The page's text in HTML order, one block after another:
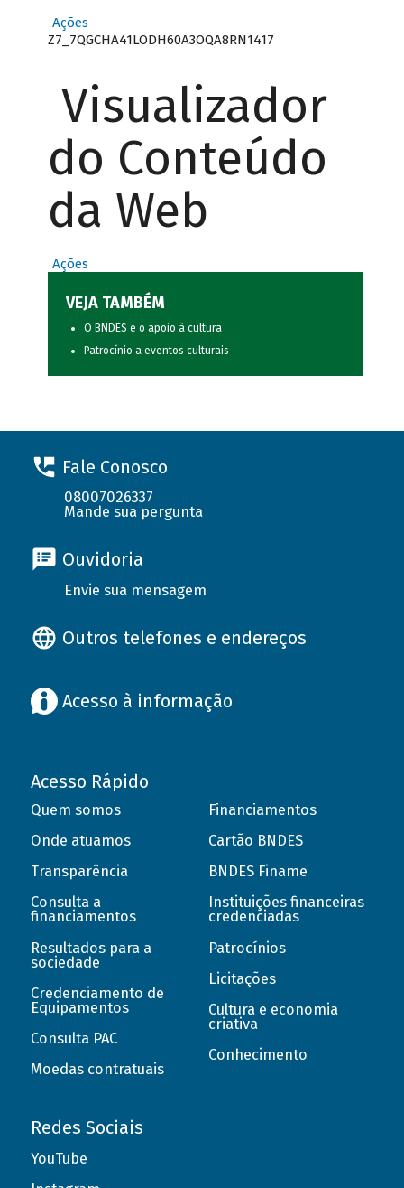
Ações
Z7_7QGCHA41LODH60A3OQA8RN1417
Visualizador
do Conteúdo
da Web
Ações
VEJA TAMBÉM
O BNDES e o apoio à cultura
Patrocínio a eventos culturais
Fale Conosco
08007026337
Mande sua pergunta
Ouvidoria
Envie sua mensagem
Outros telefones e endereços
Acesso à informação
Acesso Rápido
Quem somos
Onde atuamos
Transparência
Consulta a
financiamentos
Resultados para a
sociedade
Credenciamento de
Equipamentos
Consulta PAC
Moedas contratuais
Financiamentos
Cartão BNDES
BNDES Finame
Instituições financeiras
credenciadas
Patrocínios
Licitações
Cultura e economia
criativa
Conhecimento
Redes Sociais
YouTube